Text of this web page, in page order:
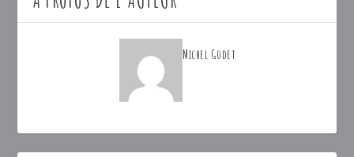
Michel Godet